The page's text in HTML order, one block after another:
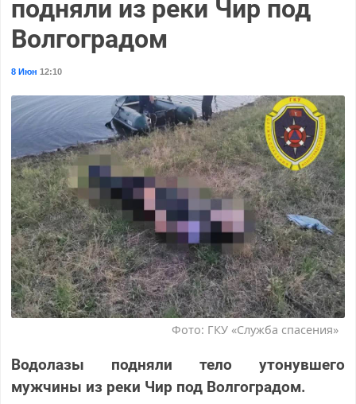
подняли из реки Чир под
Волгоградом
8 Июн 12:10
Фото: ГКУ «Служба спасения»
Водолазы подняли тело утонувшего
мужчины из реки Чир под Волгоградом.